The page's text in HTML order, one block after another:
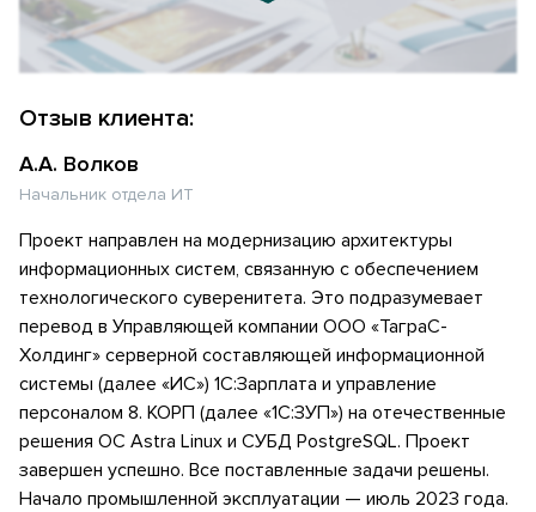
Отзыв клиента:
А.А. Волков
Начальник отдела ИТ
Проект направлен на модернизацию архитектуры
информационных систем, связанную с обеспечением
технологического суверенитета. Это подразумевает
перевод в Управляющей компании ООО «ТаграС-
Холдинг» серверной составляющей информационной
системы (далее «ИС») 1С:Зарплата и управление
персоналом 8. КОРП (далее «1С:ЗУП») на отечественные
решения ОС Astra Linux и СУБД PostgreSQL. Проект
завершен успешно. Все поставленные задачи решены.
Начало промышленной эксплуатации — июль 2023 года.